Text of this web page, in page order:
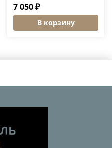
7 050 ₽
В корзину